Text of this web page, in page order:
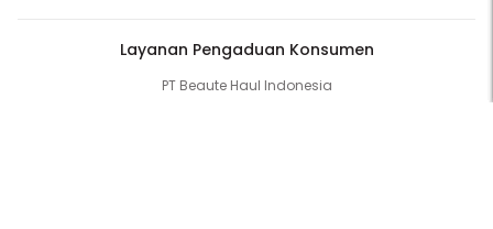
Layanan Pengaduan Konsumen
PT Beaute Haul Indonesia